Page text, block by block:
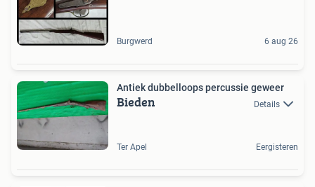
Burgwerd 6 aug 26
Antiek dubbelloops percussie geweer
Bieden Details
Ter Apel Eergisteren